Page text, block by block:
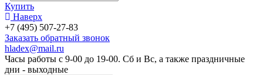
Купить
Наверх
+7 (495) 507-27-83
Заказать обратный звонок
hladex@mail.ru
Часы работы с 9-00 до 19-00. Сб и Вс, а также праздничные
дни - выходные